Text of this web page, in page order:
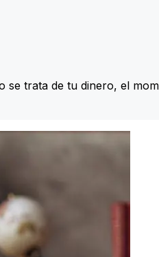
se trata de tu dinero, el